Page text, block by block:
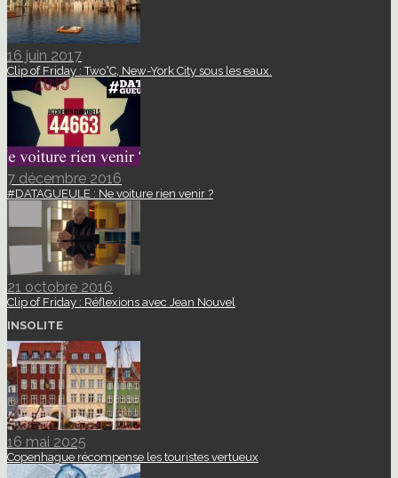
16 juin 2017
Clip of Friday : Two°C, New-York City sous les eaux.
7 décembre 2016
#DATAGUEULE : Ne voiture rien venir ?
21 octobre 2016
Clip of Friday : Réflexions avec Jean Nouvel
INSOLITE
16 mai 2025
Copenhague récompense les touristes vertueux